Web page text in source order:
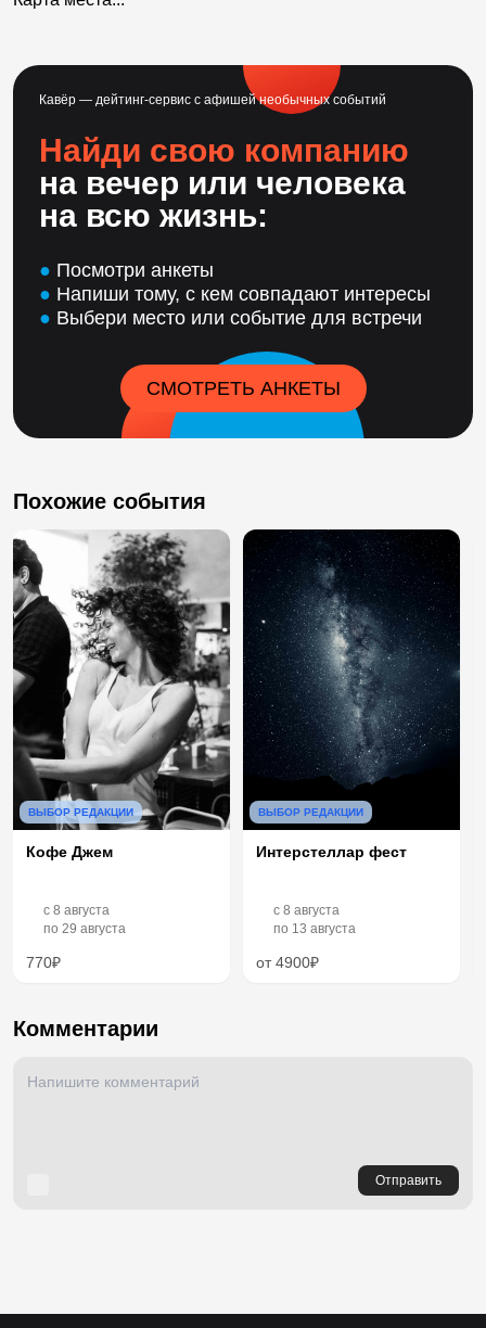
Кавёр — дейтинг-сервис с афишей необычных событий
Найди свою компанию
на вечер или человека
на всю жизнь:
● Посмотри анкеты
● Напиши тому, с кем совпадают интересы
● Выбери место или событие для встречи
СМОТРЕТЬ АНКЕТЫ
Похожие события
ВЫБОР РЕДАКЦИИ
Кофе Джем
c 8 августа
по 29 августа
770₽
ВЫБОР РЕДАКЦИИ
Интерстеллар фест
c 8 августа
по 13 августа
от 4900₽
Комментарии
Отправить